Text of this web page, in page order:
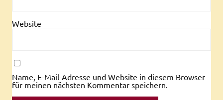
Website
Name, E-Mail-Adresse und Website in diesem Browser
für meinen nächsten Kommentar speichern.